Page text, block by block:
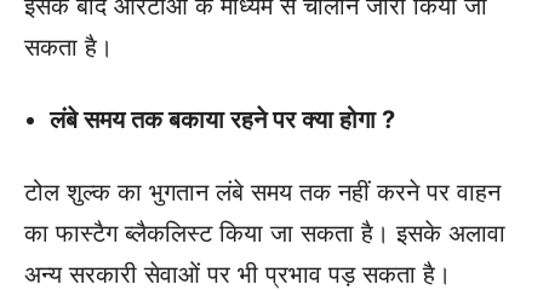
सकता है।
लंबे समय तक बकाया रहने पर क्या होगा ?
टोल शुल्क का भुगतान लंबे समय तक नहीं करने पर वाहन
का फास्टैग ब्लैकलिस्ट किया जा सकता है। इसके अलावा
अन्य सरकारी सेवाओं पर भी प्रभाव पड़ सकता है।